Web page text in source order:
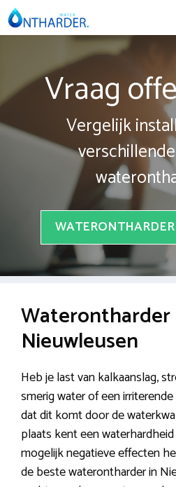
Spring
naar
Vraag
Vergelijk
Waterontharder
Nieuwleusen
Heb je last van kalkaanslag,
smerig water of een
dat dit komt door de
plaats kent een
mogelijk negatieve effecten
de beste waterontharder in